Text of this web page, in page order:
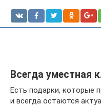
Всегда уместная
Есть подарки, которые
и всегда остаются